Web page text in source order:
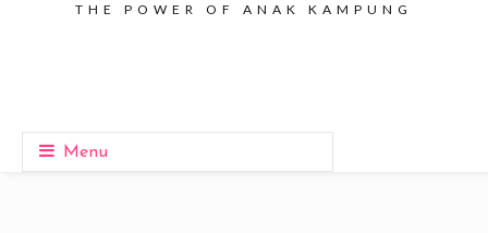
THE POWER OF ANAK KAMPUNG
Menu